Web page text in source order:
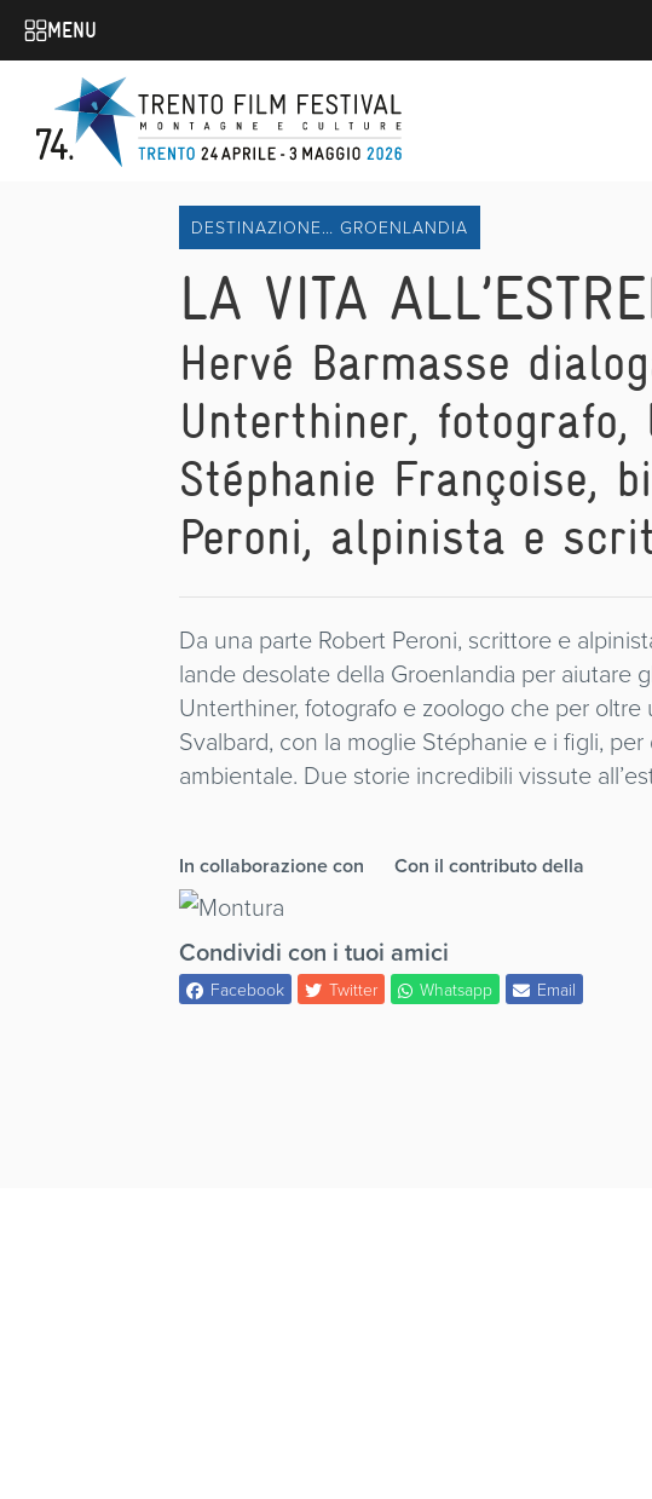
MENU
DESTINAZIONE… GROENLANDIA
LA VITA
Hervé Barmasse
Unterthiner, fotografo,
Stéphanie Françoise,
Peroni, alpinista e
Da una parte Robert Peroni, scrittore e
lande desolate della Groenlandia per aiutare
Unterthiner, fotografo e zoologo che per oltre
Svalbard, con la moglie Stéphanie e i figli,
ambientale. Due storie incredibili vissute
In collaborazione con Con il contributo della
Condividi con i tuoi amici
Facebook Twitter Whatsapp Email